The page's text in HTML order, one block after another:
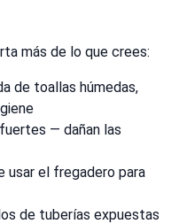
más de lo que crees:
de toallas húmedas,
— dañan las
usar el fregadero para
de tuberías expuestas